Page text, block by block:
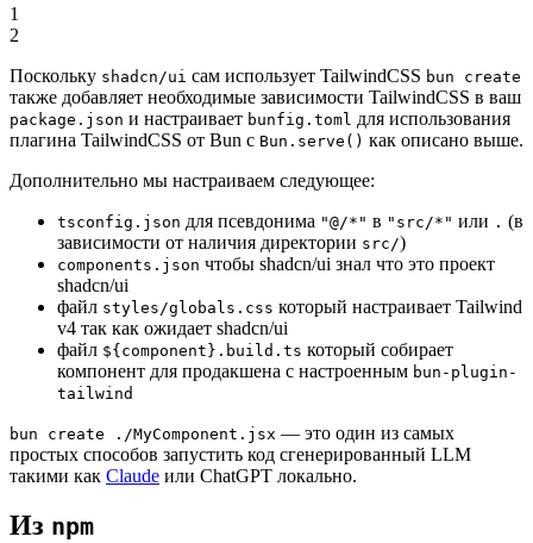
1
2
Поскольку shadcn/ui сам использует TailwindCSS bun create
также добавляет необходимые зависимости TailwindCSS в ваш
package.json и настраивает bunfig.toml для использования
плагина TailwindCSS от Bun с Bun.serve() как описано выше.
Дополнительно мы настраиваем следующее:
tsconfig.json для псевдонима "@/*" в "src/*" или . (в
зависимости от наличия директории src/)
components.json чтобы shadcn/ui знал что это проект
shadcn/ui
файл styles/globals.css который настраивает Tailwind
v4 так как ожидает shadcn/ui
файл ${component}.build.ts который собирает
компонент для продакшена с настроенным bun-plugin-
tailwind
bun create ./MyComponent.jsx — это один из самых
простых способов запустить код сгенерированный LLM
такими как Claude или ChatGPT локально.
Из npm